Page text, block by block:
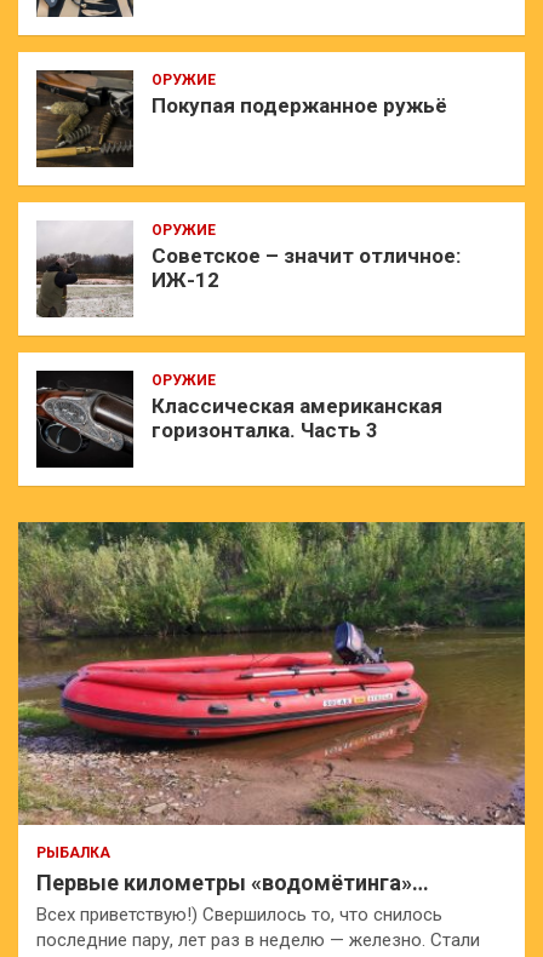
ОРУЖИЕ
Покупая подержанное ружьё
ОРУЖИЕ
Советское – значит отличное:
ИЖ-12
ОРУЖИЕ
Классическая американская
горизонталка. Часть 3
РЫБАЛКА
Первые километры «водомётинга»…
Всех приветствую!) Свершилось то, что снилось
последние пару, лет раз в неделю — железно. Стали